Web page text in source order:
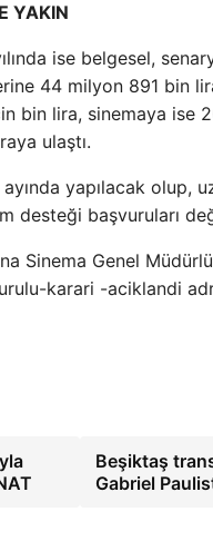
YAKIN
ise belgesel,
44 milyon 891 bin
bin lira, sinemaya ise
ulaştı.
yapılacak olup,
desteği başvuruları
Sinema Genel
karari -aciklandi
Beşiktaş
Gabriel